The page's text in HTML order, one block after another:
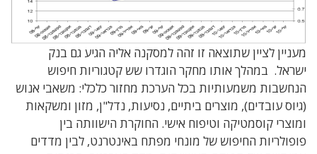
מעניין לציין שתוצאה זו זהה למסקנה אליה הגיע גם בנק
ישראל. במהלך אותו מחקר הוגדרו שש קטגוריות חיפוש
הנחשבות משמעותיות בכל הערכת מחזור כלכלי: משאבי אנוש
(גיוס עובדים), מוצרים ביתיים, נסיעות, נדל"ן, מזון ומשקאות
ומוצרי קוסמטיקה וטיפוח אישי. החוקרת הישוותה בין
פופולריות החיפוש של מונחי מפתח באינטרנט, לבין מדדים